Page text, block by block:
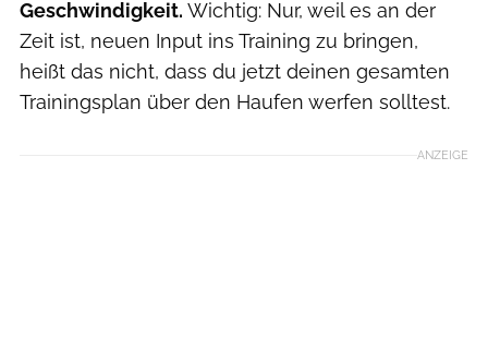
Geschwindigkeit. Wichtig: Nur, weil es an der
Zeit ist, neuen Input ins Training zu bringen,
heißt das nicht, dass du jetzt deinen gesamten
Trainingsplan über den Haufen werfen solltest.
ANZEIGE